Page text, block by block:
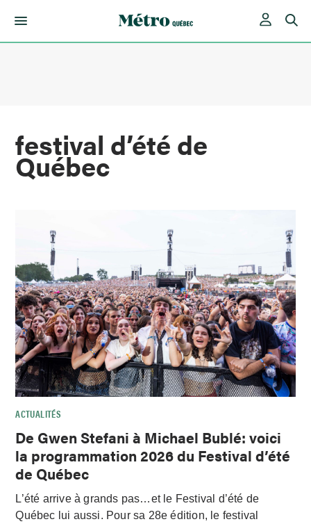
festival d’été de
Québec
ACTUALITÉS
De Gwen Stefani à Michael Bublé: voici
la programmation 2026 du Festival d’été
de Québec
L’été arrive à grands pas…et le Festival d’été de
Québec lui aussi. Pour sa 28e édition, le festival